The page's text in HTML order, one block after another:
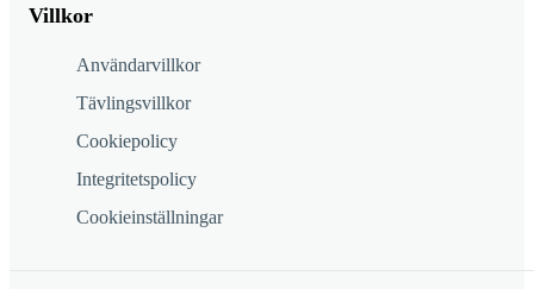
Villkor
Användarvillkor
Tävlingsvillkor
Cookiepolicy
Integritetspolicy
Cookieinställningar